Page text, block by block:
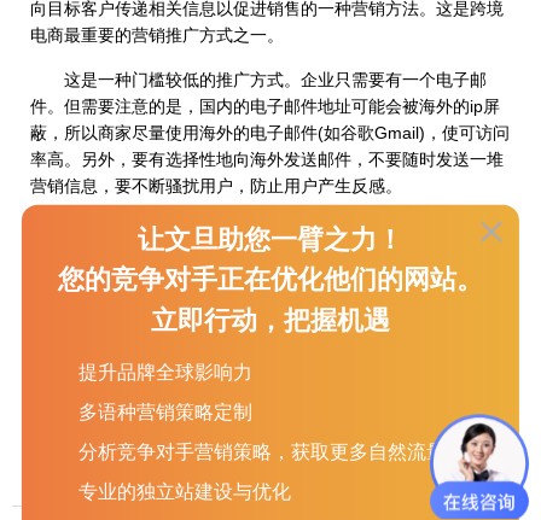
向目标客户传递相关信息以促进销售的一种营销方法。这是跨境
电商最重要的营销推广方式之一。
这是一种门槛较低的推广方式。企业只需要有一个电子邮
件。但需要注意的是，国内的电子邮件地址可能会被海外的ip屏
蔽，所以商家尽量使用海外的电子邮件(如谷歌Gmail)，使可访问
率高。另外，要有选择性地向海外发送邮件，不要随时发送一堆
营销信息，要不断骚扰用户，防止用户产生反感。
6.网络广告推广
网络广告的常见形式有:条幅广告、关键词广告、分类广告、
赞助广告、电子邮件广告、视频补丁广告等。这是企业需要快速
推广自己的品牌和有足够的资金的方式。
以上5种方法可以帮助你完成外贸网站建设的推广。如果你
是外贸商人，你可以试试这些方法!
让文旦助您一臂之力！
您的竞争对手正在优化他们的网站。
立即行动，把握机遇
提升品牌全球影响力
多语种营销策略定制
分析竞争对手营销策略，获取更多自然流量
专业的独立站建设与优化